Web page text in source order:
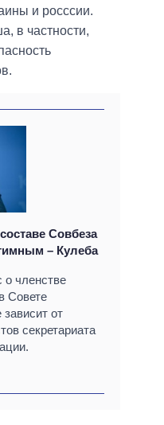
и росссии.
в частности,
Совбеза
– Кулеба
о членстве
Совете
от
секретариата